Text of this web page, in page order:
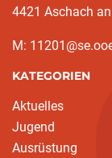
4421 Aschach
M:
KATEGORIEN
Aktuelles
Jugend
Ausrüstung